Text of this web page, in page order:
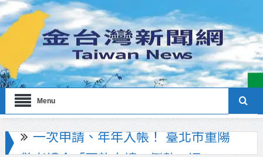
Menu
AI產業鏈就博會將盛大登場！ 148家